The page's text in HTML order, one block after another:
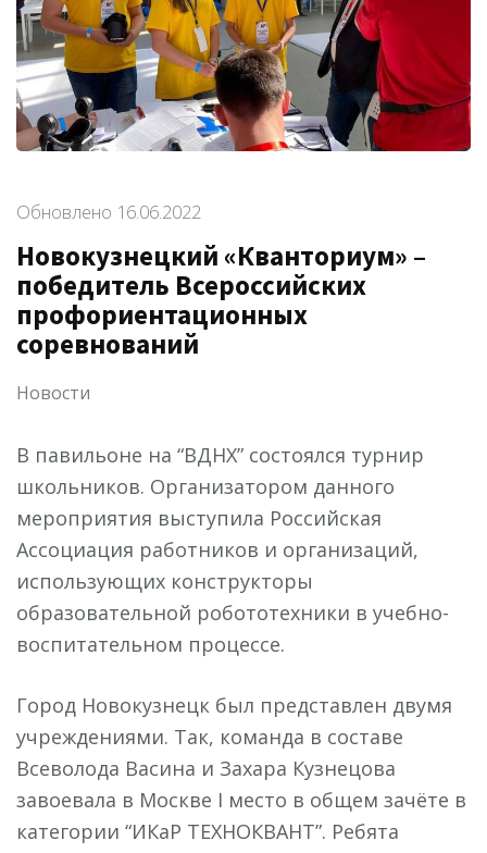
Обновлено 16.06.2022
Новокузнецкий «Кванториум» –
победитель Всероссийских
профориентационных
соревнований
Новости
В павильоне на “ВДНХ” состоялся турнир
школьников. Организатором данного
мероприятия выступила Российская
Ассоциация работников и организаций,
использующих конструкторы
образовательной робототехники в учебно-
воспитательном процессе.
Город Новокузнецк был представлен двумя
учреждениями. Так, команда в составе
Всеволода Васина и Захара Кузнецова
завоевала в Москве I место в общем зачёте в
категории “ИКаР ТЕХНОКВАНТ”. Ребята